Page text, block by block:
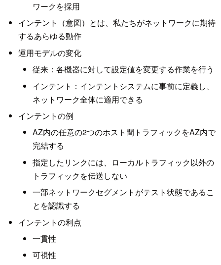
ワークを採用
インテント（意図）とは、私たちがネットワークに期待
するあらゆる動作
運用モデルの変化
従来：各機器に対して設定値を変更する作業を行う
インテント：インテントシステムに事前に定義し、
ネットワーク全体に適用できる
インテントの例
AZ内の任意の2つのホスト間トラフィックをAZ内で
完結する
指定したリンクには、ローカルトラフィック以外の
トラフィックを伝送しない
一部ネットワークセグメントがテスト状態であるこ
とを認識する
インテントの利点
一貫性
可視性